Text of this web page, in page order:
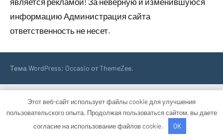
информацию Администрация сайта
ответственность не несет.
Тема WordPress: Occasio от ThemeZee.
Этот веб-сайт использует файлы cookie для улучшения
пользовательского опыта. Продолжая пользоваться сайтом, вы даете
согласие на использование файлов cookie.
OK